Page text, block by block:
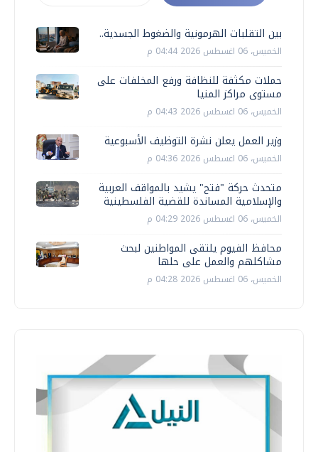
بين التقلبات الهرمونية والضغوط الجسدية..
الخميس، 06 اغسطس 2026 04:44 م
حملات مكثفة للنظافة ورفع المخلفات على
مستوى مراكز المنيا
الخميس، 06 اغسطس 2026 04:43 م
وزير العمل يعلن نشرة التوظيف الأسبوعية
الخميس، 06 اغسطس 2026 04:36 م
متحدث حركة "فتح" يشيد بالمواقف العربية
والإسلامية المساندة للقضية الفلسطينية
الخميس، 06 اغسطس 2026 04:29 م
محافظ الفيوم يلتقى المواطنين لبحث
مشاكلهم والعمل على حلها
الخميس، 06 اغسطس 2026 04:28 م